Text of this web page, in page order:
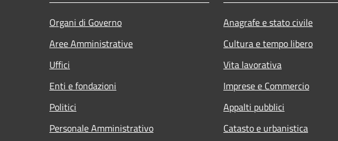
Organi di Governo
Aree Amministrative
Uffici
Enti e fondazioni
Politici
Personale Amministrativo
Anagrafe e stato civile
Cultura e tempo libero
Vita lavorativa
Imprese e Commercio
Appalti pubblici
Catasto e urbanistica